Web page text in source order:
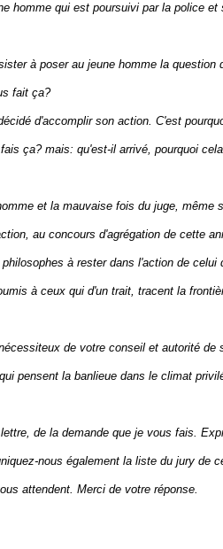
homme qui est poursuivi par la police et
à poser au jeune homme la question
fait ça?
d'accomplir son action. C'est
ça? mais: qu'est-il arrivé, pourquoi
et la mauvaise fois du juge, même
au concours d'agrégation de cette
à rester dans l'action de celui
à ceux qui d'un trait, tracent la
de votre conseil et autorité de
pensent la banlieue dans le climat
de la demande que je vous fais.
nous également la liste du jury de
attendent. Merci de votre réponse.